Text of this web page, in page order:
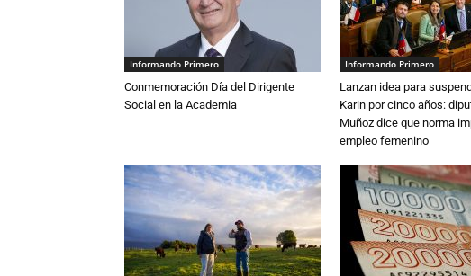
Informando Primero
Conmemoración Día del Dirigente
Social en la Academia
Informando Primero
Lanzan idea para
Karin por cinco años:
Muñoz dice que norma
empleo femenino